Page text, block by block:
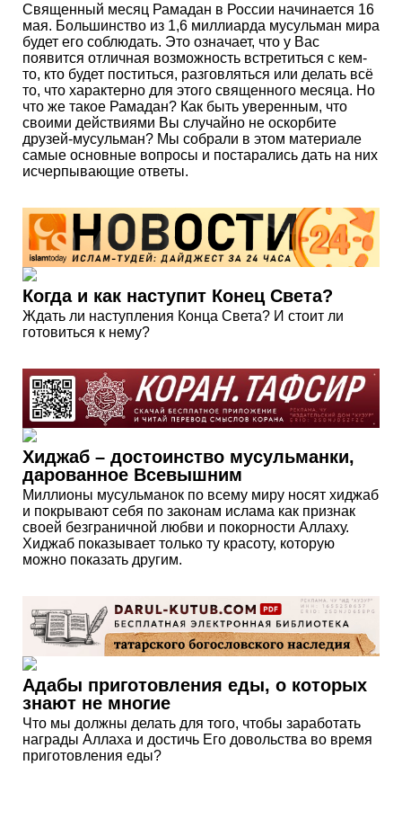
Священный месяц Рамадан в России начинается 16
мая. Большинство из 1,6 миллиарда мусульман мира
будет его соблюдать. Это означает, что у Вас
появится отличная возможность встретиться с кем-
то, кто будет поститься, разговляться или делать всё
то, что характерно для этого священного месяца. Но
что же такое Рамадан? Как быть уверенным, что
своими действиями Вы случайно не оскорбите
друзей-мусульман? Мы собрали в этом материале
самые основные вопросы и постарались дать на них
исчерпывающие ответы.
Когда и как наступит Конец Света?
Ждать ли наступления Конца Света? И стоит ли
готовиться к нему?
Хиджаб – достоинство мусульманки,
дарованное Всевышним
Миллионы мусульманок по всему миру носят хиджаб
и покрывают себя по законам ислама как признак
своей безграничной любви и покорности Аллаху.
Хиджаб показывает только ту красоту, которую
можно показать другим.
Адабы приготовления еды, о которых
знают не многие
Что мы должны делать для того, чтобы заработать
награды Аллаха и достичь Его довольства во время
приготовления еды?